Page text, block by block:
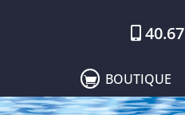
 BOUTIQUE